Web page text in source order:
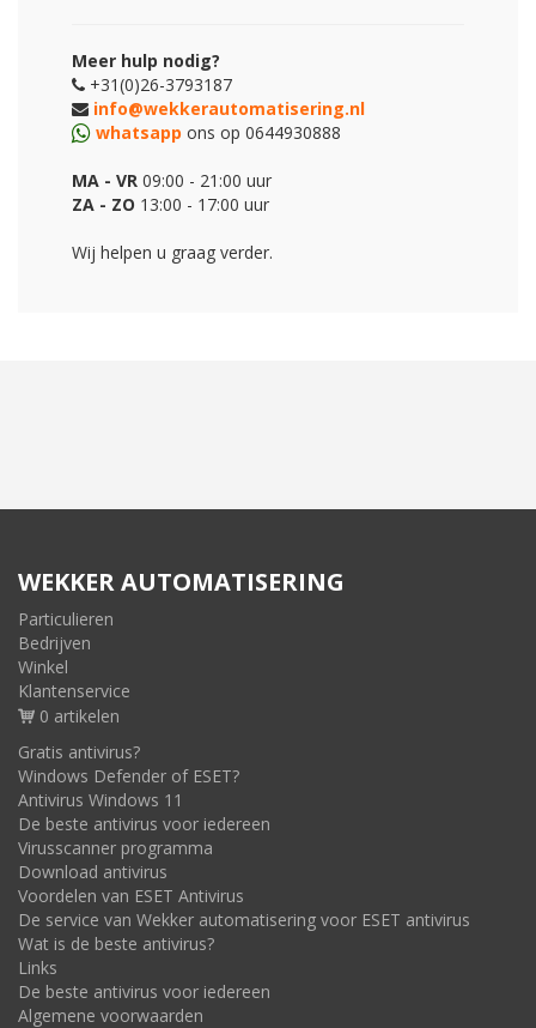
Meer hulp nodig?
+31(0)26-3793187
info@wekkerautomatisering.nl
whatsapp ons op 0644930888
MA - VR 09:00 - 21:00 uur
ZA - ZO 13:00 - 17:00 uur
Wij helpen u graag verder.
WEKKER AUTOMATISERING
Particulieren
Bedrijven
Winkel
Klantenservice
0 artikelen
Gratis antivirus?
Windows Defender of ESET?
Antivirus Windows 11
De beste antivirus voor iedereen
Virusscanner programma
Download antivirus
Voordelen van ESET Antivirus
De service van Wekker automatisering voor ESET antivirus
Wat is de beste antivirus?
Links
De beste antivirus voor iedereen
Algemene voorwaarden